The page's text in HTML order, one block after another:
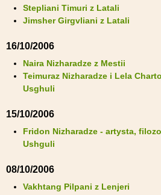
Stepliani Timuri z Latali
Jimsher Girgvliani z Latali
16/10/2006
Naira Nizharadze z Mestii
Teimuraz Nizharadze i Lela
Usghuli
15/10/2006
Fridon Nizharadze - artysta,
Ushguli
08/10/2006
Vakhtang Pilpani z Lenjeri